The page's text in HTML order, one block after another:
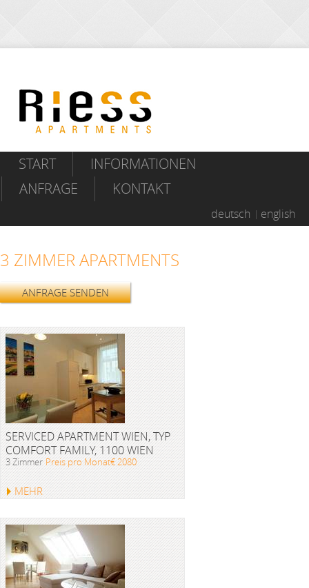
START
INFORMATIONEN
ANFRAGE
KONTAKT
deutsch english
3 ZIMMER APARTMENTS
ANFRAGE SENDEN
SERVICED APARTMENT WIEN, TYP
COMFORT FAMILY, 1100 WIEN
3 Zimmer Preis pro Monat€ 2080
MEHR